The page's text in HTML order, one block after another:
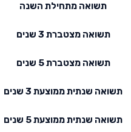
תשואה מתחילת השנה
תשואה מצטברת 3 שנים
תשואה מצטברת 5 שנים
תשואה שנתית ממוצעת 3 שנים
תשואה שנתית ממוצעת 5 שנים